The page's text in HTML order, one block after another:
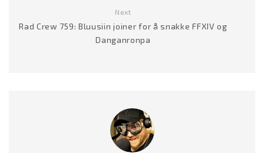
Next
Rad Crew 759: Bluusiin joiner for å snakke FFXIV og
Danganronpa